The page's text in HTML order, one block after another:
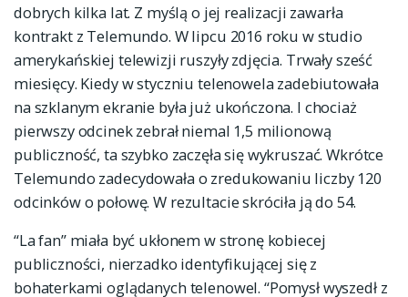
dobrych kilka lat. Z myślą o jej realizacji zawarła
kontrakt z Telemundo. W lipcu 2016 roku w studio
amerykańskiej telewizji ruszyły zdjęcia. Trwały sześć
miesięcy. Kiedy w styczniu telenowela zadebiutowała
na szklanym ekranie była już ukończona. I chociaż
pierwszy odcinek zebrał niemal 1,5 milionową
publiczność, ta szybko zaczęła się wykruszać. Wkrótce
Telemundo zadecydowała o zredukowaniu liczby 120
odcinków o połowę. W rezultacie skróciła ją do 54.
“La fan” miała być ukłonem w stronę kobiecej
publiczności, nierzadko identyfikującej się z
bohaterkami oglądanych telenowel. “Pomysł wyszedł z